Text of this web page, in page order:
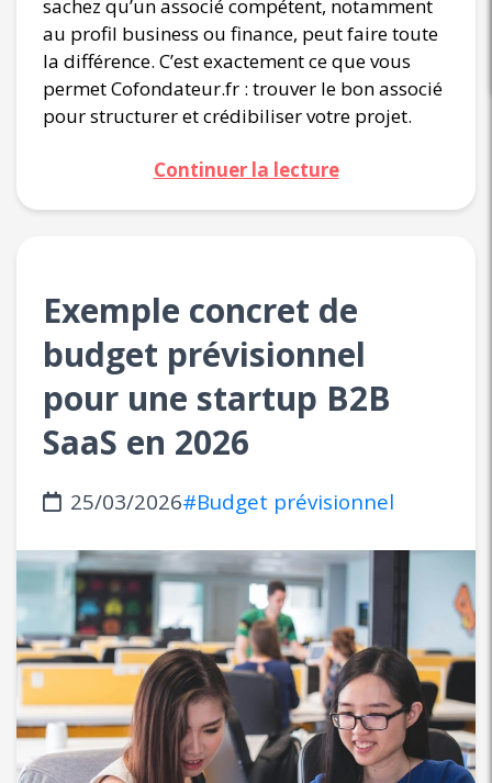
sachez qu’un associé compétent, notamment
au profil business ou finance, peut faire toute
la différence. C’est exactement ce que vous
permet Cofondateur.fr : trouver le bon associé
pour structurer et crédibiliser votre projet.
Continuer la lecture
Exemple concret de
budget prévisionnel
pour une startup B2B
SaaS en 2026
25/03/2026#Budget prévisionnel